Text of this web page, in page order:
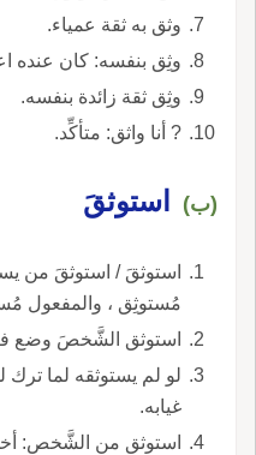
وثق به ثقة عمياء.
وثِق بنفسه: كان عنده
وثِق ثقة زائدة بنفسه.
? أنا واثق: متأكِّد.
(ب) استوثقَ
استوثقَ / استوثقَ من
مُستوثِق ، والمفعول
استوثق الشَّخصَ وضع
لو لم يستوثقه لما ترك
غيابه.
استوثق من الشَّخصِ: أخذ